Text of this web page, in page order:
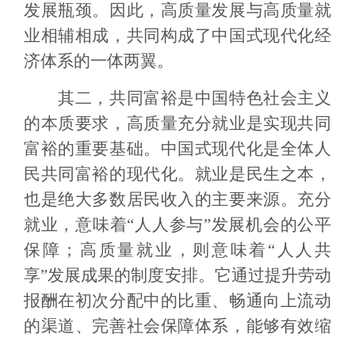
发展瓶颈。因此，高质量发展与高质量就
业相辅相成，共同构成了中国式现代化经
济体系的一体两翼。
其二，共同富裕是中国特色社会主义
的本质要求，高质量充分就业是实现共同
富裕的重要基础。中国式现代化是全体人
民共同富裕的现代化。就业是民生之本，
也是绝大多数居民收入的主要来源。充分
就业，意味着“人人参与”发展机会的公平
保障；高质量就业，则意味着“人人共
享”发展成果的制度安排。它通过提升劳动
报酬在初次分配中的比重、畅通向上流动
的渠道、完善社会保障体系，能够有效缩